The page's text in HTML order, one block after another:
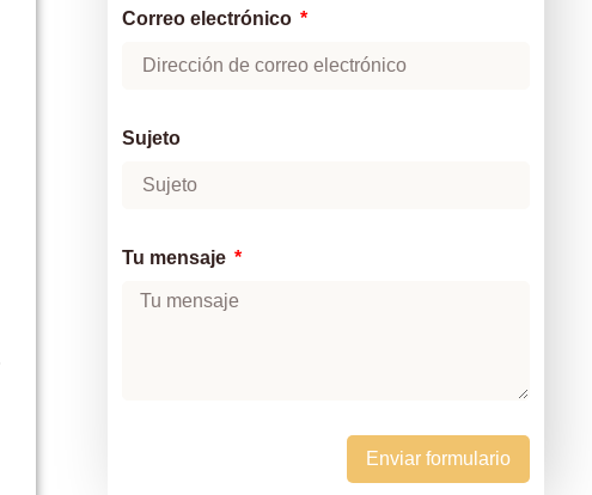
Correo electrónico
Sujeto
Tu mensaje
Enviar formulario